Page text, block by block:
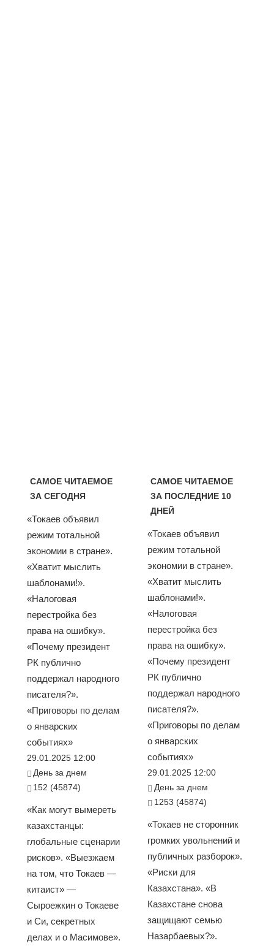
САМОЕ ЧИТАЕМОЕ
ЗА СЕГОДНЯ
«Токаев объявил
режим тотальной
экономии в стране».
«Хватит мыслить
шаблонами!».
«Налоговая
перестройка без
права на ошибку».
«Почему президент
РК публично
поддержал народного
писателя?».
«Приговоры по делам
о январских
событиях»
29.01.2025 12:00
День за днем
152 (45874)
«Как могут вымереть
казахстанцы:
глобальные сценарии
рисков». «Выезжаем
на том, что Токаев —
китаист» —
Сыроежкин о Токаеве
и Си, секретных
делах и о Масимове».
САМОЕ ЧИТАЕМОЕ
ЗА ПОСЛЕДНИЕ 10
ДНЕЙ
«Токаев объявил
режим тотальной
экономии в стране».
«Хватит мыслить
шаблонами!».
«Налоговая
перестройка без
права на ошибку».
«Почему президент
РК публично
поддержал народного
писателя?».
«Приговоры по делам
о январских
событиях»
29.01.2025 12:00
День за днем
1253 (45874)
«Токаев не сторонник
громких увольнений и
публичных разборок».
«Риски для
Казахстана». «В
Казахстане снова
защищают семью
Назарбаевых?».